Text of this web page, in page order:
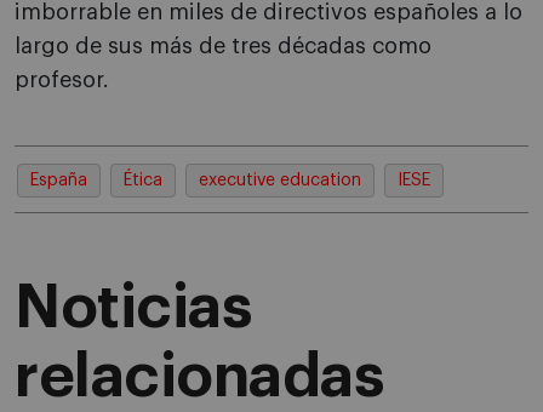
imborrable en miles de directivos españoles a lo
largo de sus más de tres décadas como
profesor.
España Ética executive education IESE
Noticias
relacionadas